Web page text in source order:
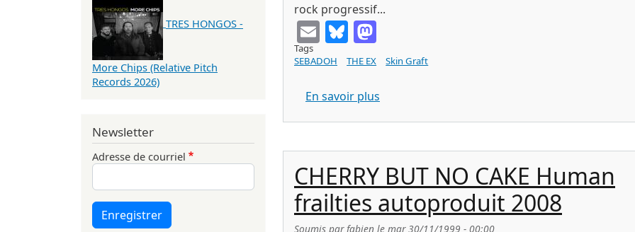
rock progressif...
EmailBluesky
Tags
SEBADOH
THE EX Skin Graft
En savoir plus
CHERRY BUT NO CAKE Human
frailties autoproduit 2008
Soumis parfabien le mar 30/11/1999 - 00:00
TRES HONGOS -
More Chips (Relative Pitch
Records 2026)
Newsletter
Adresse de courriel
Enregistrer